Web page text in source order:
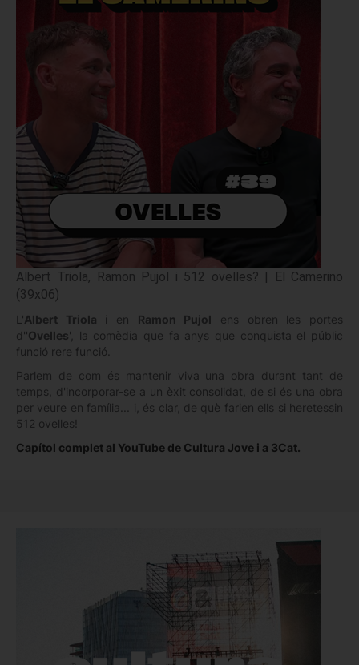
Albert Triola, Ramon Pujol i 512 ovelles? | El Camerino
(39x06)
L'Albert Triola i en Ramon Pujol ens obren les portes
d''Ovelles', la comèdia que fa anys que conquista el públic
funció rere funció.
Parlem de com és mantenir viva una obra durant tant de
temps, d'incorporar-se a un èxit consolidat, de si és una obra
per veure en família... i, és clar, de què farien ells si heretessin
512 ovelles!
Capítol complet al YouTube de Cultura Jove i a 3Cat.